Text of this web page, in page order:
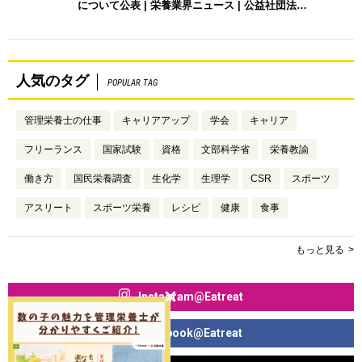
について公表 | 栄養業界ニュース | 公益社団法…
人気のタグ POPULAR TAG
管理栄養士の仕事 キャリアアップ 学会 キャリア
フリーランス 国家試験 資格 文部科学省 栄養教諭
働き方 国民栄養調査 生化学 生理学 CSR スポーツ
アスリート スポーツ栄養 レシピ 健康 食事
もっと見る
Instagram@Eatreat
Facebook@Eatreat